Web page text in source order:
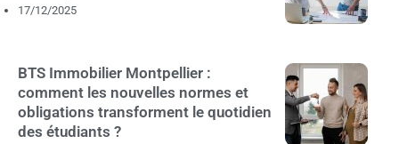
17/12/2025
BTS Immobilier Montpellier :
comment les nouvelles normes et
obligations transforment le quotidien
des étudiants ?